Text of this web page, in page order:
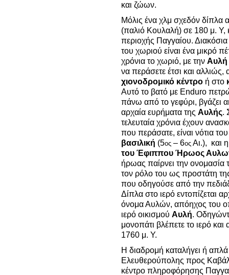
και ζώων.
Μόλις ένα χλμ σχεδόν δίπλα
(παλιό Κουλαλή) σε 180 μ. Υ,
περιοχής Παγγαίου. Διακόσια
του χωριού είναι ένα μικρό
χρόνια το χωριό, με την Αυλή
να περάσετε έτσι και αλλιώς,
χιονοδρομικό κέντρο ή στο
Αυτό το βατό με Enduro
πάνω από το γεφύρι, βγάζει
αρχαία ευρήματα της Αυλής.
τελευταία χρόνια έχουν
που περάσατε, είναι νότια
βασιλική (5ος – 6ος Αι.), και
του Έφιππου Ήρωος
ήρωας παίρνει την
τον ρόλο του ως προστάτη
που οδηγούσε από την
Δίπλα στο ιερό εντοπίζεται
όνομα Αυλών, απόηχος του
ιερό οικισμού Αυλή.
μονοπάτι βλέπετε το ιερό και
1760 μ. Υ.
Η διαδρομή καταλήγει ή
Ελευθερούπολης προς
κέντρο πληροφόρησης